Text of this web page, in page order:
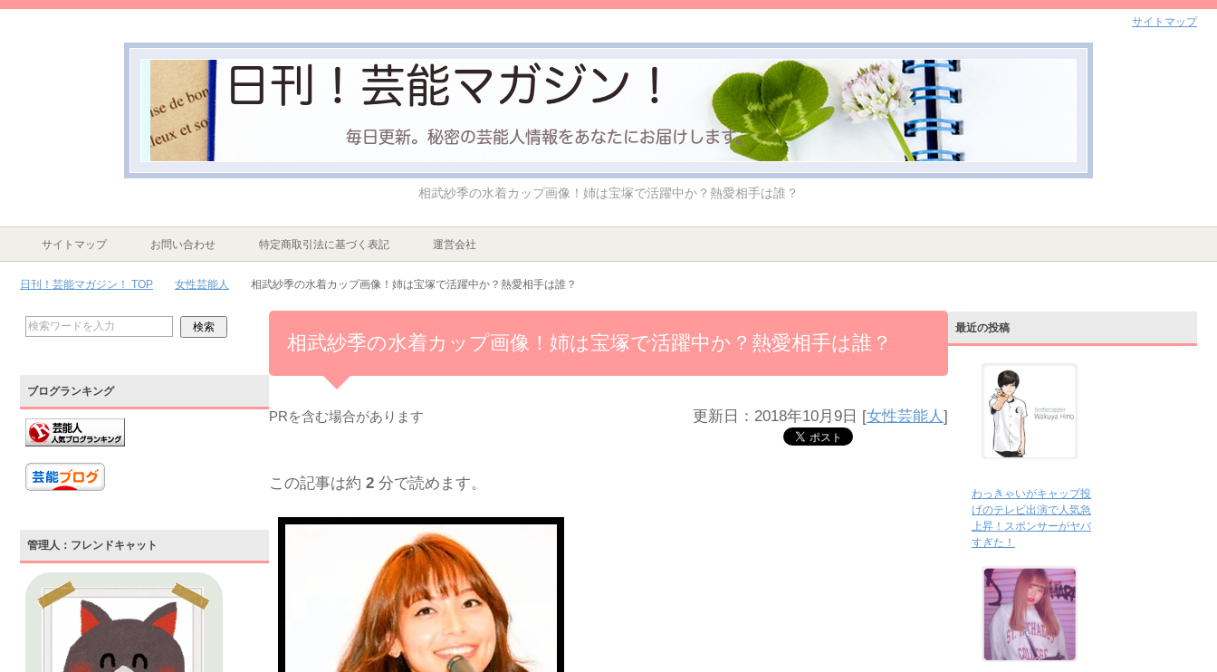
相武紗季の水着カップ画像！姉は宝塚で活躍中か？熱愛相手は誰？
サイトマップ お問い合わせ 特定商取引法に基づく表記 運営会社
日刊！芸能マガジン！ TOP 女性芸能人 相武紗季の水着カップ画像！姉は宝塚で活躍中か？熱愛相手は誰？
相武紗季の水着カップ画像！姉は宝塚で活躍中か？熱愛相手は誰？
PRを含む場合があります 更新日：2018年10月9日 [女性芸能人]
この記事は約 2 分で読めます。
ブログランキング
管理人：フレンドキャット
最近の投稿
わっきゃいがキャップ投
げのテレビ出演で人気急
上昇！スポンサーがヤバ
すぎた！
サイトマップ